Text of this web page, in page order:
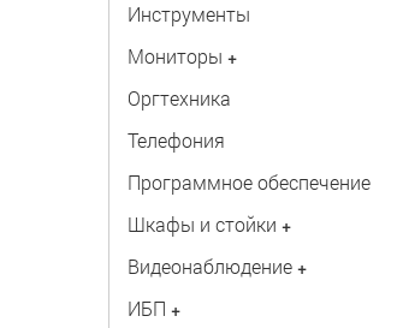
Инструменты
Мониторы +
Оргтехника
Телефония
Программное обеспечение
Шкафы и стойки +
Видеонаблюдение +
ИБП +